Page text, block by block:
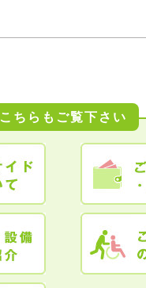
こちらもご覧下さい